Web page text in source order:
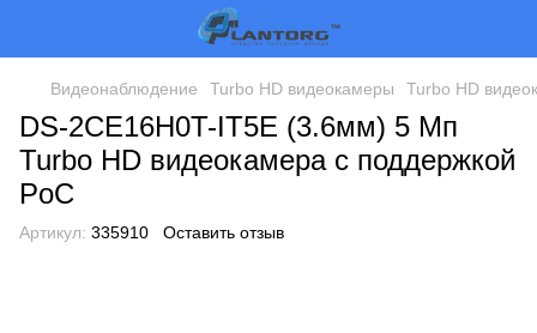
Видеонаблюдение Turbo HD видеокамеры Turbo HD
DS-2CE16H0T-IT5E (3.6мм) 5 Мп
Turbo HD видеокамера с поддержкой
PoC
Артикул: 335910 Оставить отзыв